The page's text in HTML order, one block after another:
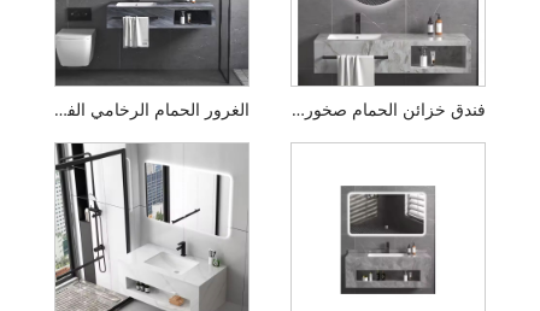
الغرور الحمام الرخامي الفاخر مع مرآة LED فندق خزائن الحمام صخور الصخور الفاخرة